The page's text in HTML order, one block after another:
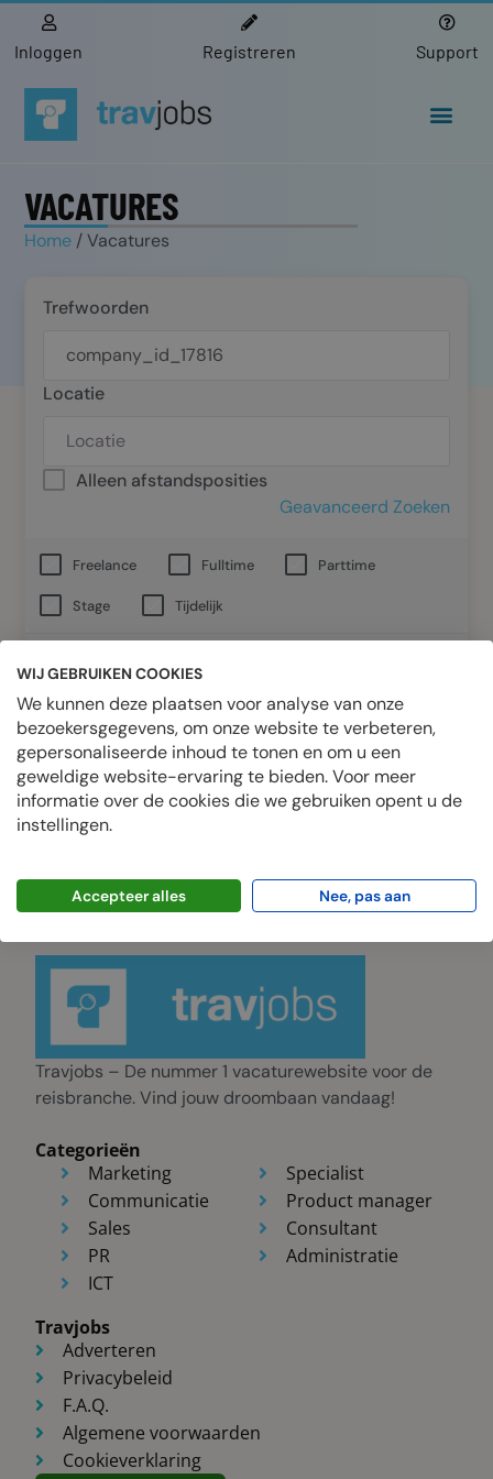
Inloggen Registreren Support
VACATURES
Home / Vacatures
Trefwoorden
Locatie
Alleen afstandsposities
Geavanceerd Zoeken
Freelance Fulltime Parttime
Stage Tijdelijk
RSS Melding toevoegen
Geen vermeldingen gevonden die aan je
zoekopdracht voldoen.
Travjobs – De nummer 1 vacaturewebsite voor de
reisbranche. Vind jouw droombaan vandaag!
Categorieën
Marketing
Communicatie
Sales
PR
ICT
Specialist
Product manager
Consultant
Administratie
Travjobs
Adverteren
Privacybeleid
F.A.Q.
Algemene voorwaarden
Cookieverklaring
WIJ GEBRUIKEN COOKIES
We kunnen deze plaatsen voor analyse van onze
bezoekersgegevens, om onze website te verbeteren,
gepersonaliseerde inhoud te tonen en om u een
geweldige website-ervaring te bieden. Voor meer
informatie over de cookies die we gebruiken opent u de
instellingen.
Accepteer alles Nee, pas aan